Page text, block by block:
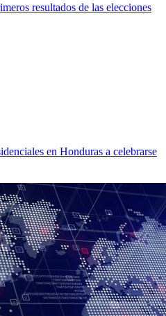
resultados de las elecciones
en Honduras a celebrarse